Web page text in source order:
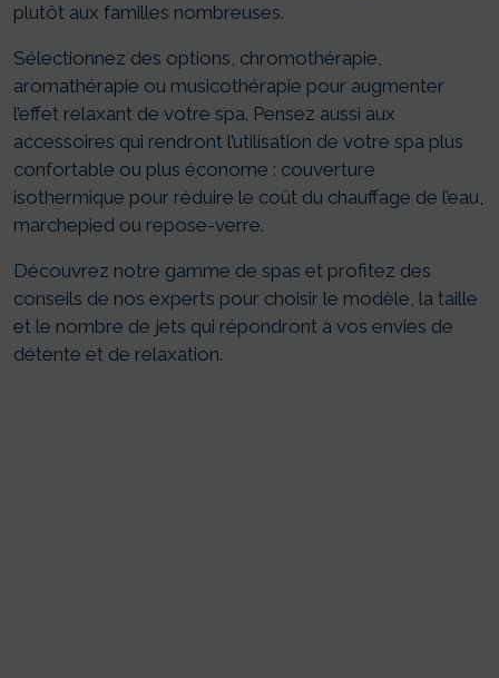
plutôt aux familles nombreuses.
Sélectionnez des options, chromothérapie,
aromathérapie ou musicothérapie pour augmenter
l’effet relaxant de votre spa. Pensez aussi aux
accessoires qui rendront l’utilisation de votre spa plus
confortable ou plus économe : couverture
isothermique pour réduire le coût du chauffage de l’eau,
marchepied ou repose-verre.
Découvrez notre gamme de spas et profitez des
conseils de nos experts pour choisir le modèle, la taille
et le nombre de jets qui répondront à vos envies de
détente et de relaxation.